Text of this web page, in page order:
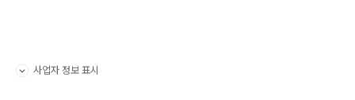
사업자 정보 표시